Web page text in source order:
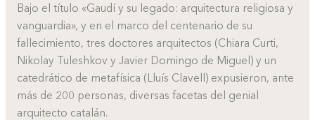
Bajo el título «Gaudí y su legado: arquitectura religiosa y
vanguardia», y en el marco del centenario de su
fallecimiento, tres doctores arquitectos (Chiara Curti,
Nikolay Tuleshkov y Javier Domingo de Miguel) y un
catedrático de metafísica (Lluís Clavell) expusieron, ante
más de 200 personas, diversas facetas del genial
arquitecto catalán.